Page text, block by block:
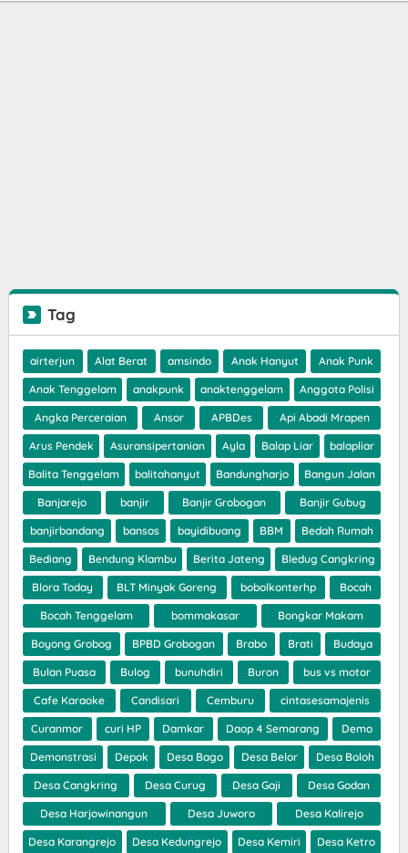
Tag
airterjun Alat Berat amsindo Anak Hanyut Anak Punk
Anak Tenggelam anakpunk anaktenggelam Anggota Polisi
Angka Perceraian Ansor APBDes Api Abadi Mrapen
Arus Pendek Asuransipertanian Ayla Balap Liar balapliar
Balita Tenggelam balitahanyut Bandungharjo Bangun Jalan
Banjarejo banjir Banjir Grobogan Banjir Gubug
banjirbandang bansos bayidibuang BBM Bedah Rumah
Bediang Bendung Klambu Berita Jateng Bledug Cangkring
Blora Today BLT Minyak Goreng bobolkonterhp Bocah
Bocah Tenggelam bommakasar Bongkar Makam
Boyong Grobog BPBD Grobogan Brabo Brati Budaya
Bulan Puasa Bulog bunuhdiri Buron bus vs motor
Cafe Karaoke Candisari Cemburu cintasesamajenis
Curanmor curi HP Damkar Daop 4 Semarang Demo
Demonstrasi Depok Desa Bago Desa Belor Desa Boloh
Desa Cangkring Desa Curug Desa Gaji Desa Godan
Desa Harjowinangun Desa Juworo Desa Kalirejo
Desa Karangrejo Desa Kedungrejo Desa Kemiri Desa Ketro